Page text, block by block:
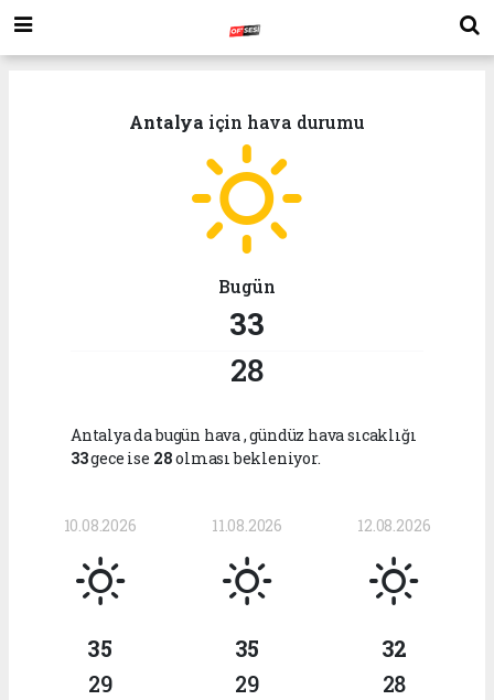
Antalya için hava durumu
Bugün
33
28
Antalya da bugün hava, gündüz hava sıcaklığı
33gece ise 28olması bekleniyor.
10.08.2026
35
29
11.08.2026
35
29
12.08.2026
32
28